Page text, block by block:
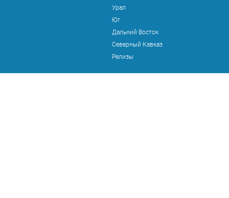
Урал
Юг
Дальний Восток
Северный Кавказ
Релизы